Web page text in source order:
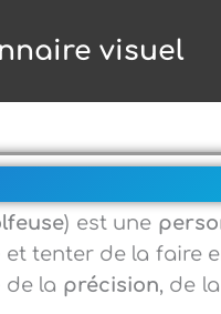
visuel
) est une
et tenter de la faire
de la précision, de la